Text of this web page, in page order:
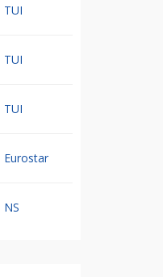
TUI
TUI
TUI
Eurostar
NS